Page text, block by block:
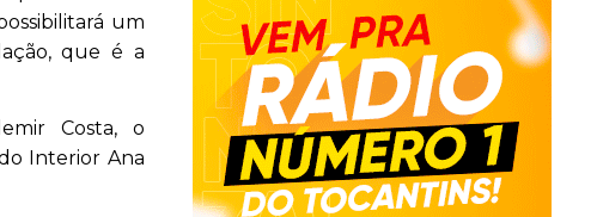
um
que é a
Costa, o
Interior Ana